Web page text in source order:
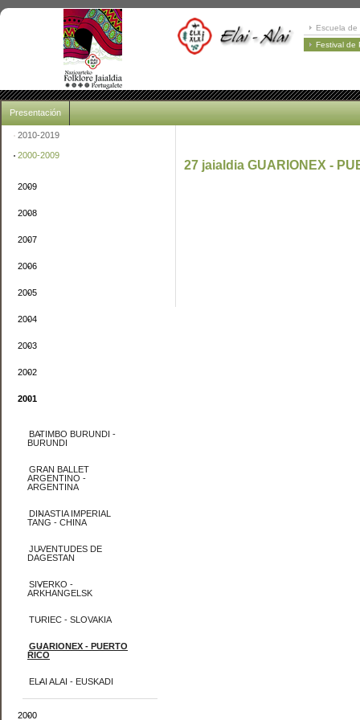
Escuela de
Festival de
Presentación
2010-2019
2000-2009
2009
2008
2007
2006
2005
2004
2003
2002
2001
BATIMBO BURUNDI -
BURUNDI
GRAN BALLET
ARGENTINO -
ARGENTINA
DINASTIA IMPERIAL
TANG - CHINA
JUVENTUDES DE
DAGESTAN
SIVERKO -
ARKHANGELSK
TURIEC - SLOVAKIA
GUARIONEX - PUERTO
RICO
ELAI ALAI - EUSKADI
2000
27 jaialdia GUARIONEX -